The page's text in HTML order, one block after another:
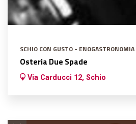
SCHIO CON GUSTO - ENOGASTRONOMIA
Osteria Due Spade
Via Carducci 12, Schio